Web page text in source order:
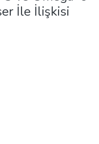
İle İlişkisi